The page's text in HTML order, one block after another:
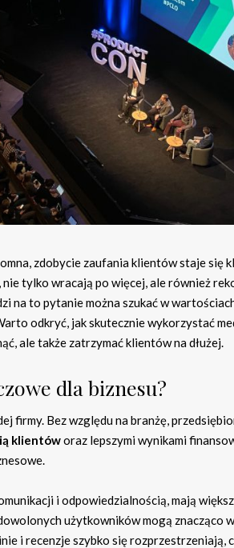
zdobycie zaufania klientów staje się
tylko wracają po więcej, ale również
na to pytanie można szukać w
odkryć, jak skutecznie wykorzystać
ale także zatrzymać klientów na dłużej.
dla biznesu?
firmy. Bez względu na branżę,
klientóworaz lepszymi wynikami
i odpowiedzialnością, mają
użytkowników mogą znacząco
i recenzje szybko się rozprzestrzeniają,